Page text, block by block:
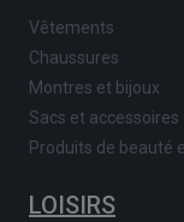
Vêtements
Chaussures
Montres et bijoux
Sacs et accessoires
Produits de beauté
LOISIRS